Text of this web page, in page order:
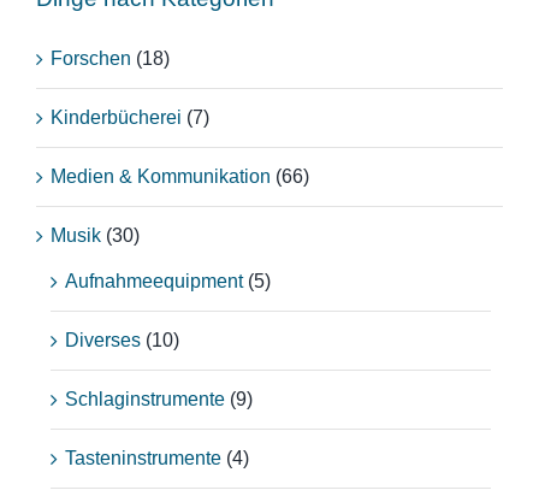
Forschen (18)
Kinderbücherei (7)
Medien & Kommunikation (66)
Musik (30)
Aufnahmeequipment (5)
Diverses (10)
Schlaginstrumente (9)
Tasteninstrumente (4)